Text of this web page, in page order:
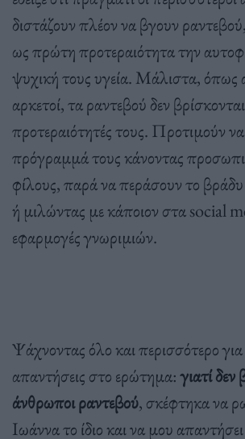
διστάζουν πλέον να βγουν
ως πρώτη προτεραιότητα την
ψυχική τους υγεία. Μάλιστα, όπως
αρκετοί, τα ραντεβού δεν
προτεραιότητές τους. Προτιμούν
πρόγραμμά τους κάνοντας
φίλους, παρά να περάσουν το
ή μιλώντας με κάποιον στα social
εφαρμογές γνωριμιών.
Ψάχνοντας όλο και περισσότερο
απαντήσεις στο ερώτημα:γιατί δεν
άνθρωποι ραντεβού, σκέφτηκα να
Ιωάννα το ίδιο και να μου